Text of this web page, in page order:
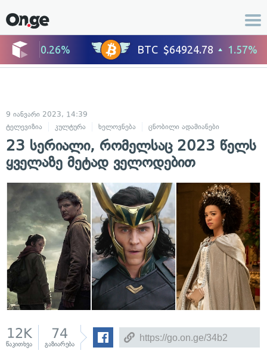
9 იანვარი 2023, 14:39
ტელევიზია
კულტურა ხელოვნება ცნობილი ადამიანები
23 სერიალი, რომელსაც 2023 წელს
ყველაზე მეტად ველოდებით
12K
წაკითხვა
74
გაზიარება